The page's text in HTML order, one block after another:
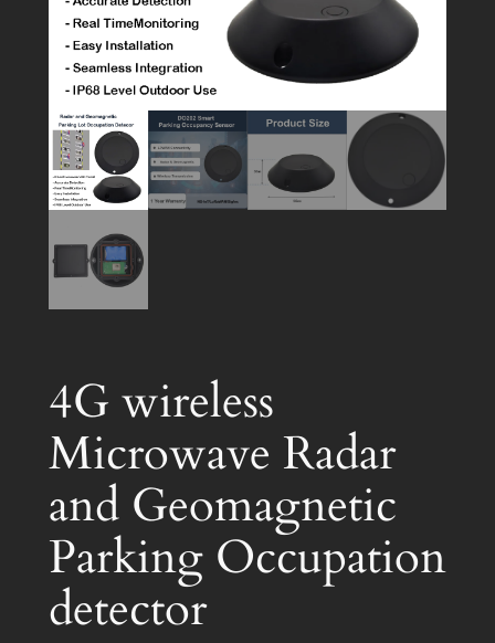
4G wireless
Microwave Radar
and Geomagnetic
Parking Occupation
detector